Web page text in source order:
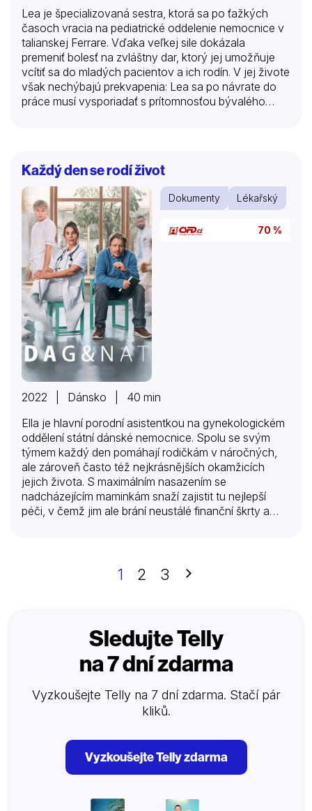
Lea je špecializovaná sestra, ktorá sa po ťažkých
časoch vracia na pediatrické oddelenie nemocnice v
talianskej Ferrare. Vďaka veľkej sile dokázala
premeniť bolesť na zvláštny dar, ktorý jej umožňuje
vcítiť sa do mladých pacientov a ich rodín. V jej živote
však nechýbajú prekvapenia: Lea sa po návrate do
práce musí vysporiadať s prítomnosťou bývalého
Každý den se rodí život
Dokumenty Lékařský
70 %
2022 | Dánsko | 40 min
Ella je hlavní porodní asistentkou na gynekologickém
oddělení státní dánské nemocnice. Spolu se svým
týmem každý den pomáhají rodičkám v náročných,
ale zároveň často též nejkrásnějších okamžicích
jejich života. S maximálním nasazením se
nadcházejícím maminkám snaží zajistit tu nejlepší
péči, v čemž jim ale brání neustálé finanční škrty a
nikdy nevzdává a chce být pro ostatní oporou, i když
oporu a pomoc by někdy potřebovala i ona
zároveň realistický pohled na chod porodnického
oddělení. Je také značně kritický k dánskému
zdravotnickému systému, ve kterém jsou propastné…
1 2 3 Další
Sledujte Telly
na 7 dní zdarma
Vyzkoušejte Telly na 7 dní zdarma. Stačí pár
kliků.
Vyzkoušejte Telly zdarma